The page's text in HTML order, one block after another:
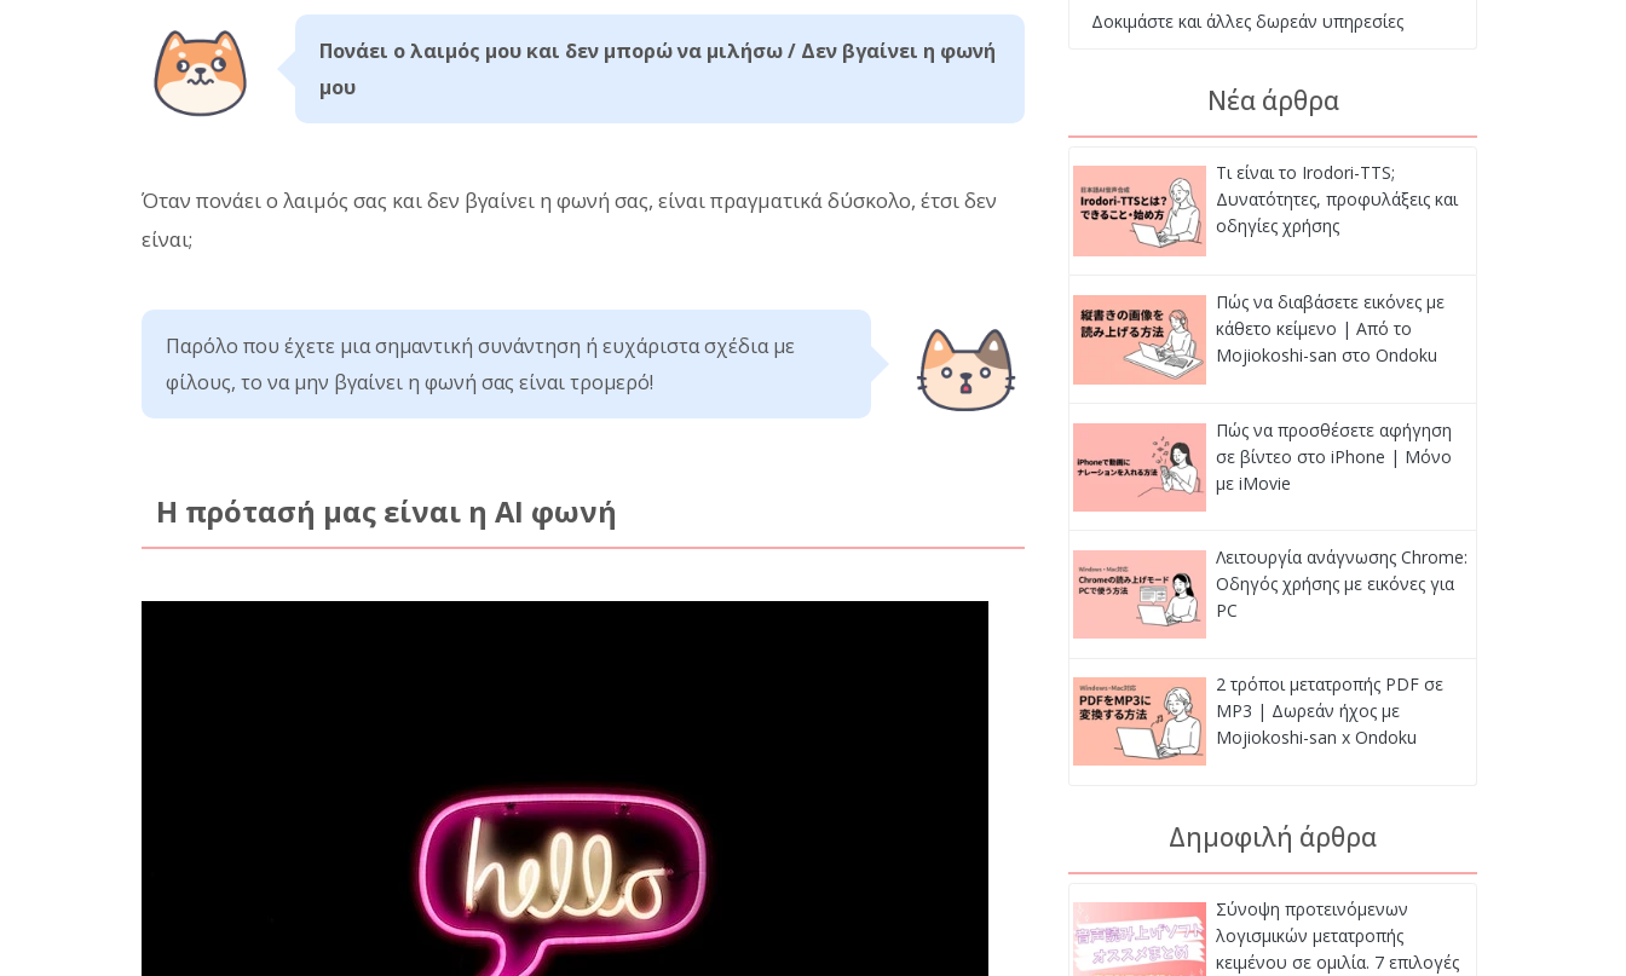
Πονάει ο λαιμός μου και δεν μπορώ να μιλήσω / Δεν βγαίνει η φωνή
μου
Όταν πονάει ο λαιμός σας και δεν βγαίνει η φωνή σας, είναι πραγματικά δύσκολο, έτσι δεν
είναι;
Παρόλο που έχετε μια σημαντική συνάντηση ή ευχάριστα σχέδια με
φίλους, το να μην βγαίνει η φωνή σας είναι τρομερό!
Η πρότασή μας είναι η AI φωνή
Δοκιμάστε και άλλες δωρεάν υπηρεσίες
Νέα άρθρα
Τι είναι το Irodori-TTS;
Δυνατότητες, προφυλάξεις και
οδηγίες χρήσης
Πώς να διαβάσετε εικόνες με
κάθετο κείμενο | Από το
Mojiokoshi-san στο Ondoku
Πώς να προσθέσετε αφήγηση
σε βίντεο στο iPhone | Μόνο
με iMovie
Λειτουργία ανάγνωσης Chrome:
Οδηγός χρήσης με εικόνες για
PC
2 τρόποι μετατροπής PDF σε
MP3 | Δωρεάν ήχος με
Mojiokoshi-san x Ondoku
Δημοφιλή άρθρα
Σύνοψη προτεινόμενων
λογισμικών μετατροπής
κειμένου σε ομιλία. 7 επιλογές